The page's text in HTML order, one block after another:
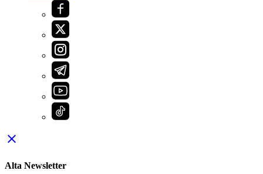
close
Alta Newsletter